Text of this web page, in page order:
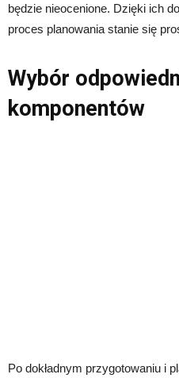
będzie nieocenione. Dzięki ich
proces planowania stanie się
Wybór
komponentów
Po dokładnym przygotowaniu i